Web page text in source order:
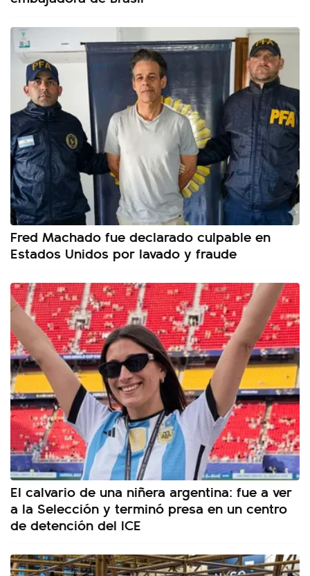
Fred Machado fue declarado culpable en
Estados Unidos por lavado y fraude
El calvario de una niñera argentina: fue a ver
a la Selección y terminó presa en un centro
de detención del ICE